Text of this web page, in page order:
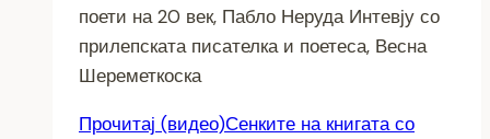
поети на 20 век, Пабло Неруда Интевју со
прилепската писателка и поетеса, Весна
Шереметкоска
Прочитај (видео)Сенките на книгата со